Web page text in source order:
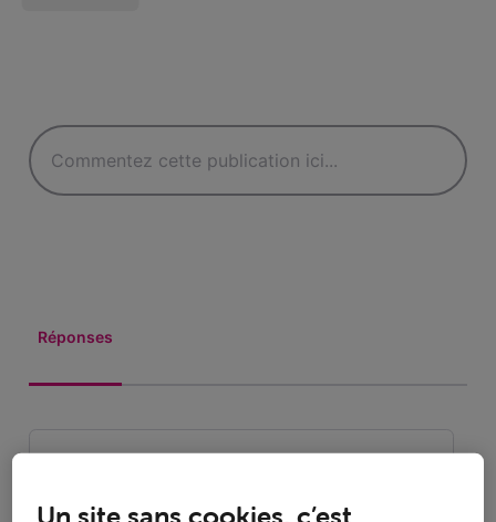
Réponses
Oldest First
Selected
Un site sans cookies, c’est